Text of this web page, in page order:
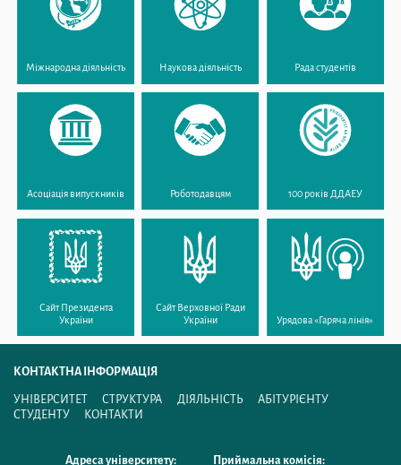
Міжнародна діяльність Наукова діяльність Рада студентів
Асоціація випускників Роботодавцям 100 років ДДАЕУ
Сайт Президента
України
Сайт Верховної Ради
України
Урядова «Гаряча лінія»
КОНТАКТНА ІНФОРМАЦІЯ
УНІВЕРСИТЕТ СТРУКТУРА ДІЯЛЬНІСТЬ
АБІТУРІЄНТУ
СТУДЕНТУ
КОНТАКТИ
Адреса університету: Приймальна комісія: